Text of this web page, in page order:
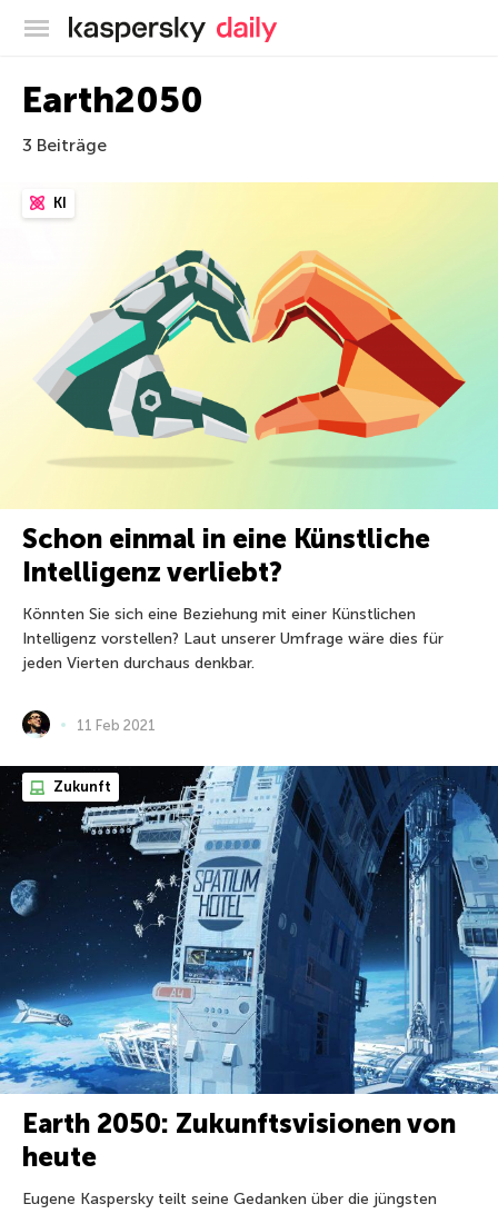
Offizieller Blog von Kaspersky
Earth2050
3 Beiträge
KI
Schon einmal in eine Künstliche
Intelligenz verliebt?
Könnten Sie sich eine Beziehung mit einer Künstlichen
Intelligenz vorstellen? Laut unserer Umfrage wäre dies für
jeden Vierten durchaus denkbar.
11 Feb 2021
Zukunft
Earth 2050: Zukunftsvisionen von
heute
Eugene Kaspersky teilt seine Gedanken über die jüngsten